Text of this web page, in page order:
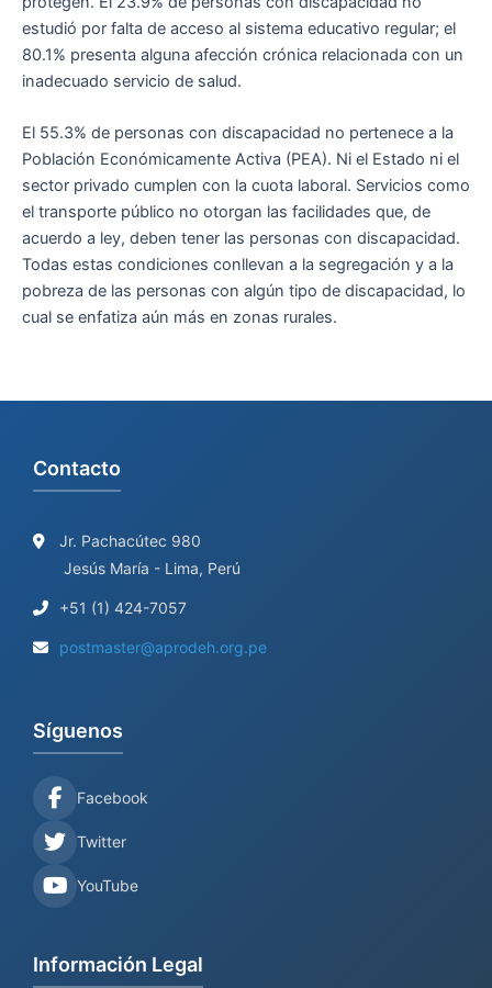
estudió por falta de acceso al sistema educativo regular; el
80.1% presenta alguna afección crónica relacionada con un
inadecuado servicio de salud.
El 55.3% de personas con discapacidad no pertenece a la
Población Económicamente Activa (PEA). Ni el Estado ni el
sector privado cumplen con la cuota laboral. Servicios como
el transporte público no otorgan las facilidades que, de
acuerdo a ley, deben tener las personas con discapacidad.
Todas estas condiciones conllevan a la segregación y a la
pobreza de las personas con algún tipo de discapacidad, lo
cual se enfatiza aún más en zonas rurales.
Contacto
Jr. Pachacútec 980
Jesús María - Lima, Perú
+51 (1) 424-7057
postmaster@aprodeh.org.pe
Síguenos
Facebook
Twitter
YouTube
Información Legal